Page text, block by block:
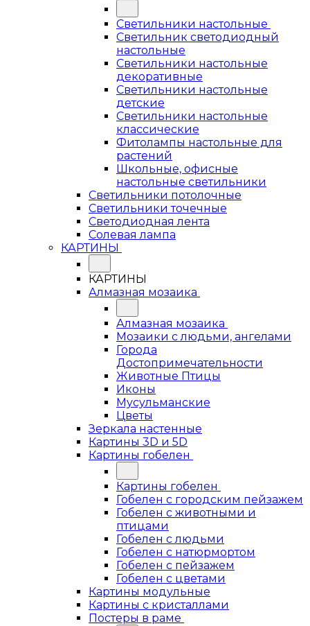
Светильники настольные
Светильник светодиодный
настольные
Светильники настольные
декоративные
Светильники настольные
детские
Светильники настольные
классические
Фитолампы настольные для
растений
Школьные, офисные
настольные светильники
Светильники потолочные
Светильники точечные
Светодиодная лента
Солевая лампа
КАРТИНЫ
КАРТИНЫ
Алмазная мозаика
Алмазная мозаика
Мозаики с людьми, ангелами
Города
Достопримечательности
Животные Птицы
Иконы
Мусульманские
Цветы
Зеркала настенные
Картины 3D и 5D
Картины гобелен
Картины гобелен
Гобелен с городским пейзажем
Гобелен с животными и
птицами
Гобелен с людьми
Гобелен с натюрмортом
Гобелен с пейзажем
Гобелен с цветами
Картины модульные
Картины с кристаллами
Постеры в раме